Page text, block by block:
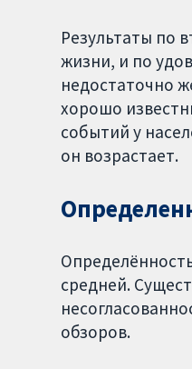
Результаты по
жизни, и по
недостаточно
хорошо
событий у
он возрастает.
средней.
обзоров.